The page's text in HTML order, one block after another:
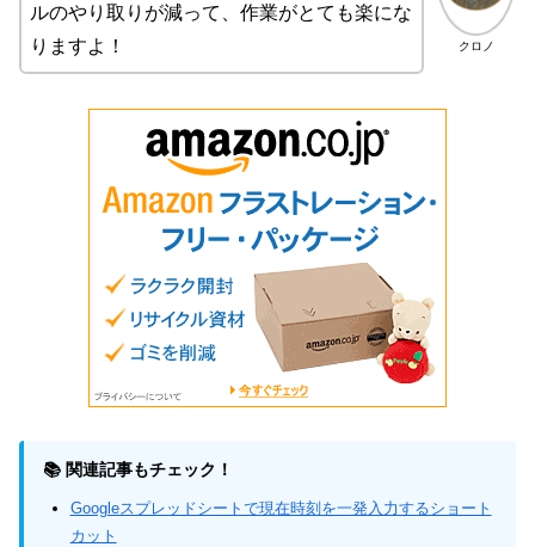
クロノ
ルのやり取りが減って、作業がとても楽にな
りますよ！
📚 関連記事もチェック！
Googleスプレッドシートで現在時刻を一発入力するショート
カット